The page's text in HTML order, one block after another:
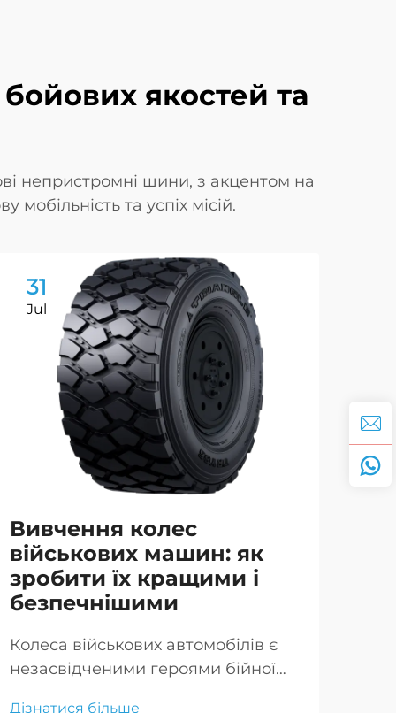
якостей та
непристромні шини, з акцентом на
мобільність та успіх місій.
31
Jul
Вивчення колес
військових машин: як
зробити їх кращими і
безпечнішими
Колеса військових автомобілів є
незасвідченими героями бійної
Дізнатися більше